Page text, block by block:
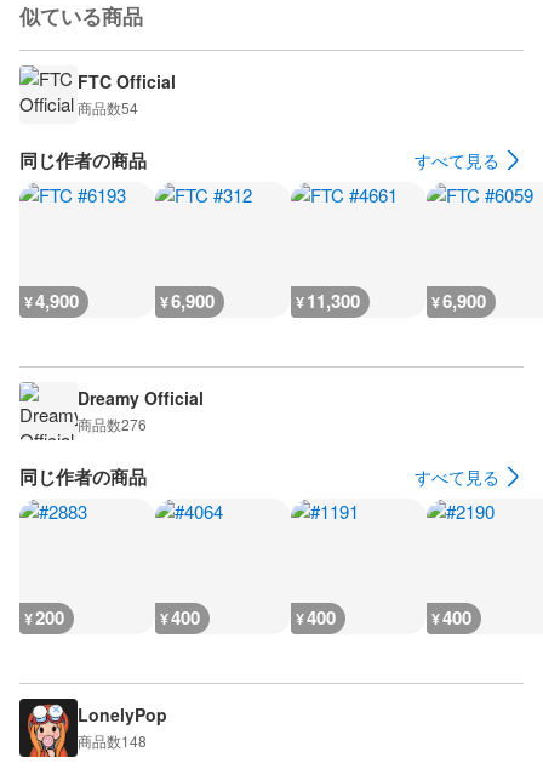
似ている商品
FTC Official
商品数54
同じ作者の商品 すべて見る
¥4,900 ¥6,900 ¥11,300 ¥6,900
Dreamy Official
商品数276
同じ作者の商品 すべて見る
¥200 ¥400 ¥400 ¥400
LonelyPop
商品数148